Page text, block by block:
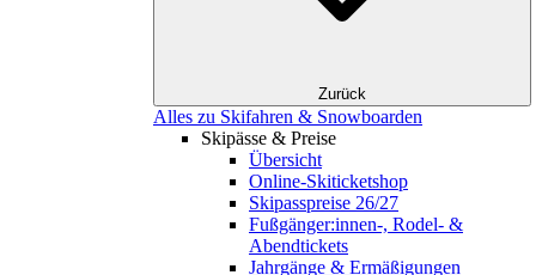
Zurück
Alles zu Skifahren & Snowboarden
Skipässe & Preise
Übersicht
Online-Skiticketshop
Skipasspreise 26/27
Fußgänger:innen-, Rodel- &
Abendtickets
Jahrgänge & Ermäßigungen